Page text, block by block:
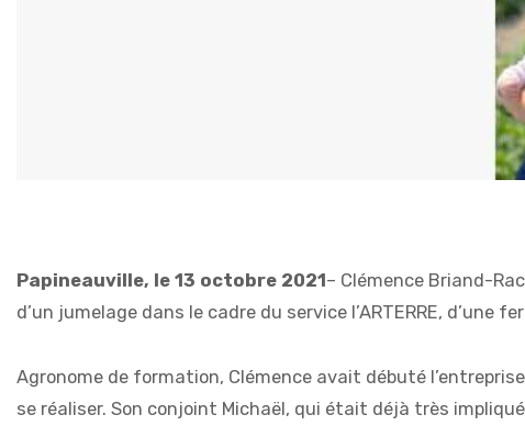
Papineauville, le 13 octobre 2021– Clémence Briand-
d’un jumelage dans le cadre du service l’ARTERRE,
Agronome de formation, Clémence avait débuté
se réaliser. Son conjoint Michaël, qui était déjà très